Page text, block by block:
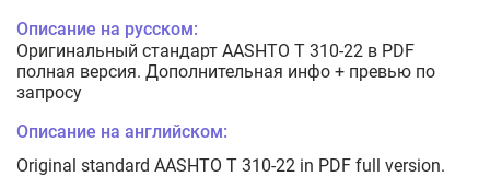
Описание на русском:
Оригинальный стандарт AASHTO T 310-22 в PDF
полная версия. Дополнительная инфо + превью по
запросу
Описание на английском:
Original standard AASHTO T 310-22 in PDF full version.